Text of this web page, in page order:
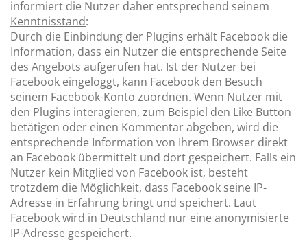
informiert die Nutzer daher entsprechend seinem
Kenntnisstand:
Durch die Einbindung der Plugins erhält Facebook die
Information, dass ein Nutzer die entsprechende Seite
des Angebots aufgerufen hat. Ist der Nutzer bei
Facebook eingeloggt, kann Facebook den Besuch
seinem Facebook-Konto zuordnen. Wenn Nutzer mit
den Plugins interagieren, zum Beispiel den Like Button
betätigen oder einen Kommentar abgeben, wird die
entsprechende Information von Ihrem Browser direkt
an Facebook übermittelt und dort gespeichert. Falls ein
Nutzer kein Mitglied von Facebook ist, besteht
trotzdem die Möglichkeit, dass Facebook seine IP-
Adresse in Erfahrung bringt und speichert. Laut
Facebook wird in Deutschland nur eine anonymisierte
IP-Adresse gespeichert.